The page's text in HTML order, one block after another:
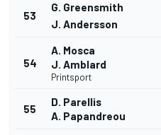
53
G. Greensmith
J. Andersson
54
A. Mosca
J. Amblard
Printsport
55
D. Parellis
A. Papandreou